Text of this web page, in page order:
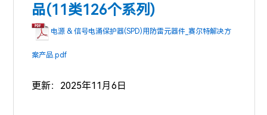
品(11类126个系列)
电源 & 信号电涌保护器(SPD)用防雷元器件_赛尔特解决方
案产品.pdf
更新：2025年11月6日